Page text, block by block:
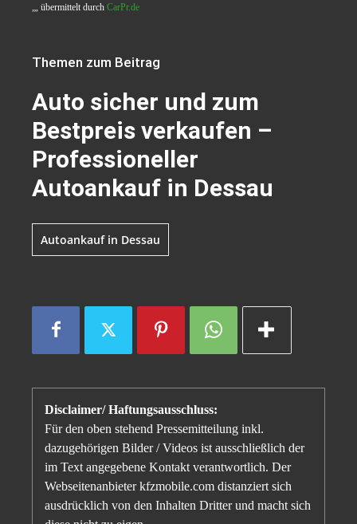
„, übermittelt durch CarPr.de
Themen zum Beitrag
Auto sicher und zum
Bestpreis verkaufen –
Professioneller
Autoankauf in Dessau
Autoankauf in Dessau
Disclaimer/ Haftungsausschluss:
Für den oben stehend Pressemitteilung inkl.
dazugehörigen Bilder / Videos ist ausschließlich der
im Text angegebene Kontakt verantwortlich. Der
Webseitenanbieter kfzmobile.com distanziert sich
ausdrücklich von den Inhalten Dritter und macht sich